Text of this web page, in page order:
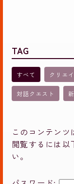
すべて クリエ
対話クエスト
このコンテンツ
閲覧するには
い。